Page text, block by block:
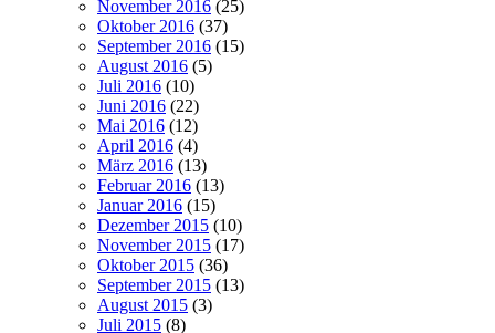
November 2016 (25)
Oktober 2016 (37)
September 2016 (15)
August 2016 (5)
Juli 2016 (10)
Juni 2016 (22)
Mai 2016 (12)
April 2016 (4)
März 2016 (13)
Februar 2016 (13)
Januar 2016 (15)
Dezember 2015 (10)
November 2015 (17)
Oktober 2015 (36)
September 2015 (13)
August 2015 (3)
Juli 2015 (8)